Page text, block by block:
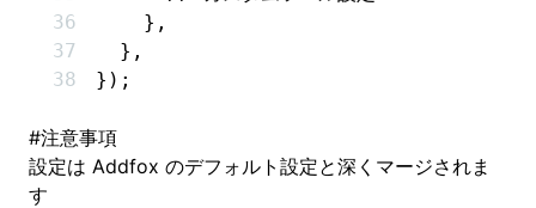
    }
,
  }
,
});
#注意事項
設定は Addfox のデフォルト設定と深くマージされま
す